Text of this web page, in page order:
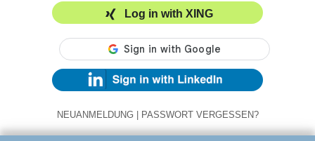
Log in with XING
NEUANMELDUNG | PASSWORT VERGESSEN?